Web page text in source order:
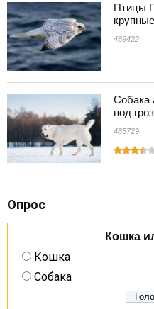
Птицы
489422
Собака
под
485729
Опрос
Кошка
Кошка
Собака